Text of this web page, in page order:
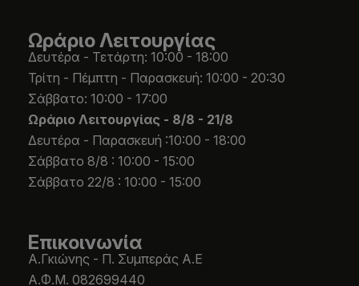
Ωράριο Λειτουργίας
Δευτέρα - Τετάρτη: 10:00 - 18:00
Τρίτη - Πέμπτη - Παρασκευή: 10:00 - 20:30
Σάββατο: 10:00 - 17:00
Ωράριο Λειτουργίας - 8/8 - 21/8
Δευτέρα - Παρασκευή :10:00 - 18:00
Σάββατο 8/8 : 10:00 - 15:00
Σάββατο 22/8 : 10:00 - 15:00
Επικοινωνία
Α.Γκιώνης - Π. Συμπεράς Α.Ε
Α.Φ.Μ. 082699440